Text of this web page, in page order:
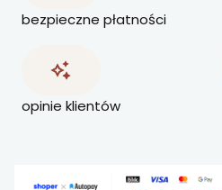
bezpieczne płatności
opinie klientów